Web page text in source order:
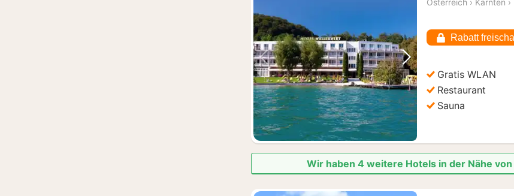
Vorheriges Bild Nächstes Bild
Österreich › Kärnten ›
Rabatt
Gratis WLAN
Restaurant
Sauna
Wir haben 4 weitere Hotels in der Nähe